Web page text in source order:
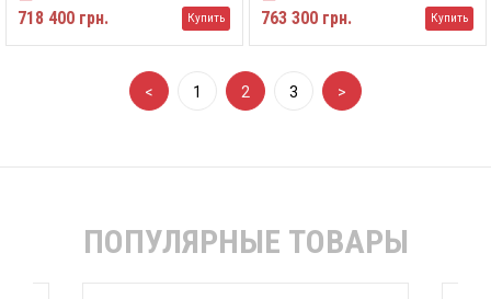
718 400 грн. Купить 763 300 грн. Купить
< 1 2 3 >
ПОПУЛЯРНЫЕ ТОВАРЫ